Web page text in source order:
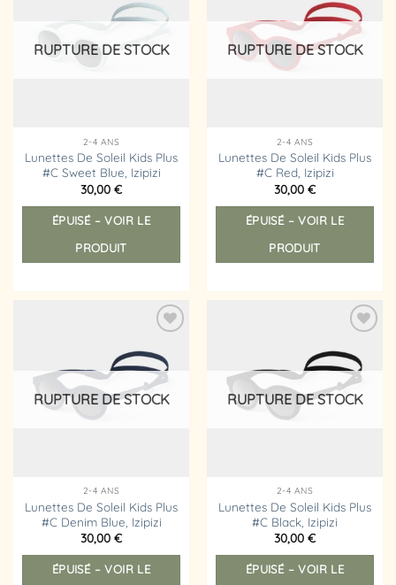
à la
liste
RUPTURE DE STOCK
2-4 ANS
Lunettes De Soleil Kids Plus
#C Sweet Blue, Izipizi
30,00 €
ÉPUISÉ – VOIR LE
PRODUIT
à la
liste
d’envies
RUPTURE DE STOCK
2-4 ANS
Lunettes De Soleil Kids Plus
#C Red, Izipizi
30,00 €
ÉPUISÉ – VOIR LE
PRODUIT
à la
liste
d’envies
RUPTURE DE STOCK
2-4 ANS
Lunettes De Soleil Kids Plus
#C Denim Blue, Izipizi
30,00 €
ÉPUISÉ – VOIR LE
à la
liste
d’envies
RUPTURE DE STOCK
2-4 ANS
Lunettes De Soleil Kids Plus
#C Black, Izipizi
30,00 €
ÉPUISÉ – VOIR LE